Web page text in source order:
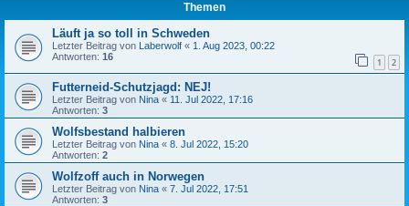
Themen
Läuft ja so toll in Schweden
Letzter Beitrag von Laberwolf « 1. Aug 2023, 00:22
Antworten: 16 1 2
Futterneid-Schutzjagd: NEJ!
Letzter Beitrag von Nina « 11. Jul 2022, 17:16
Antworten: 3
Wolfsbestand halbieren
Letzter Beitrag von Nina « 8. Jul 2022, 15:20
Antworten: 2
Wolfzoff auch in Norwegen
Letzter Beitrag von Nina « 7. Jul 2022, 17:51
Antworten: 3